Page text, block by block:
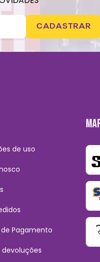
CADASTRAR
de uso
Pagamento
devoluções